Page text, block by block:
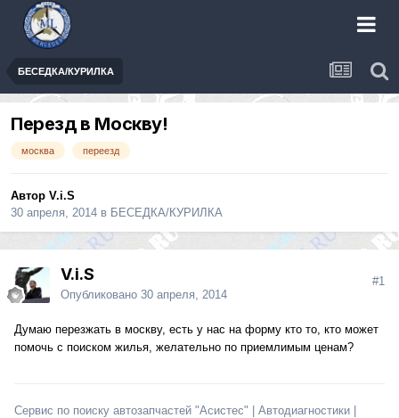
БЕСЕДКА/КУРИЛКА
Перезд в Москву!
москва переезд
Автор V.i.S
30 апреля, 2014 в БЕСЕДКА/КУРИЛКА
V.i.S
Опубликовано 30 апреля, 2014
#1
Думаю перезжать в москву, есть у нас на форму кто то, кто может
помочь с поиском жилья, желательно по приемлимым ценам?
Сервис по поиску автозапчастей "Асистес" | Автодиагностики |